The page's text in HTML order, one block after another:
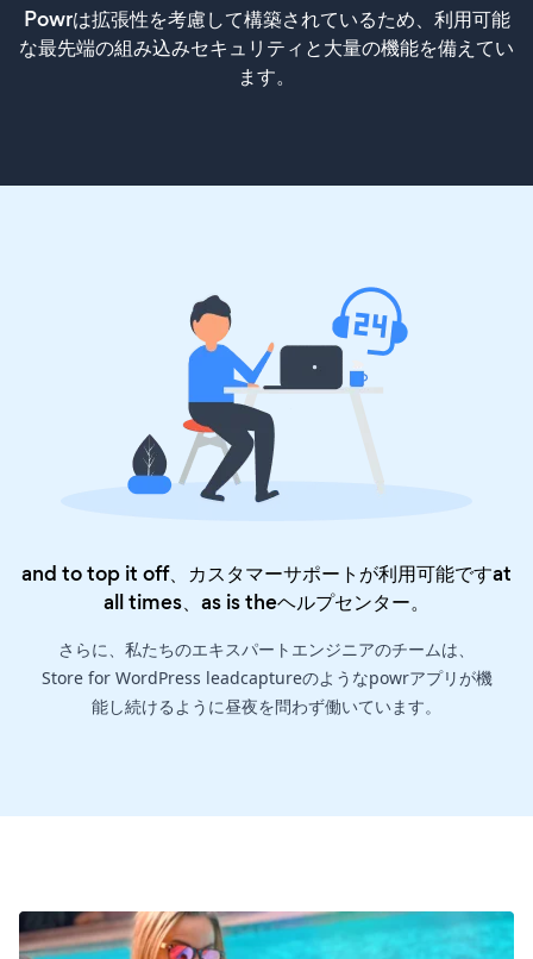
Powrは拡張性を考慮して構築されているため、利用可能
な最先端の組み込みセキュリティと大量の機能を備えてい
ます。
and to top it off、カスタマーサポートが利用可能ですat
all times、as is theヘルプセンター。
さらに、私たちのエキスパートエンジニアのチームは、
Store for WordPress leadcaptureのようなpowrアプリが機
能し続けるように昼夜を問わず働いています。